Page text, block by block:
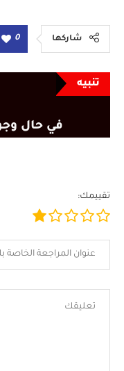
شاركها 0
تنبيه
في حال
تقييمك: